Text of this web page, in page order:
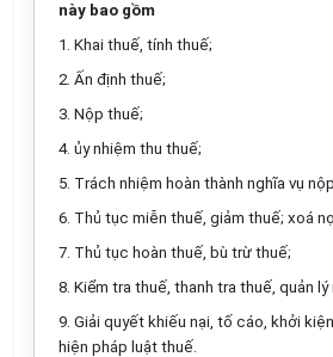
này bao gồm
1. Khai thuế, tính thuế;
2. Ấn định thuế;
3. Nộp thuế;
4. ủy nhiệm thu thuế;
5. Trách nhiệm hoàn thành nghĩa vụ
6. Thủ tục miễn thuế, giảm thuế; xoá
7. Thủ tục hoàn thuế, bù trừ thuế;
8. Kiểm tra thuế, thanh tra thuế, quản lý
9. Giải quyết khiếu nại, tố cáo, khởi
hiện pháp luật thuế.